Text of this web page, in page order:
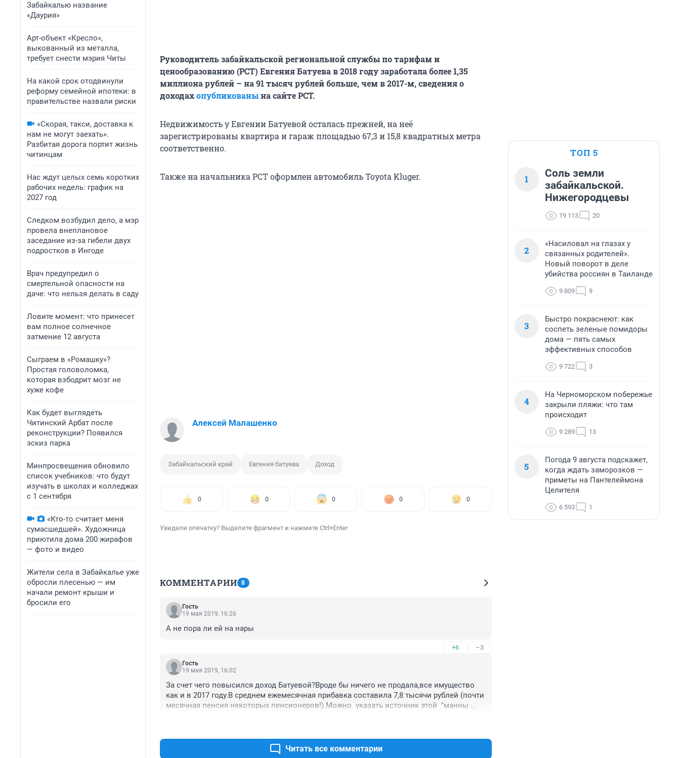
Забайкалью название
«Даурия»
Арт-объект «Кресло»,
выкованный из металла,
требует снести мэрия Читы
На какой срок отодвинули
реформу семейной ипотеки: в
правительстве назвали риски
«Скорая, такси, доставка к
нам не могут заехать».
Разбитая дорога портит жизнь
читинцам
Нас ждут целых семь коротких
рабочих недель: график на
2027 год
Следком возбудил дело, а мэр
провела внеплановое
заседание из-за гибели двух
подростков в Ингоде
Врач предупредил о
смертельной опасности на
даче: что нельзя делать в саду
Ловите момент: что принесет
вам полное солнечное
затмение 12 августа
Сыграем в «Ромашку»?
Простая головоломка,
которая взбодрит мозг не
хуже кофе
Как будет выглядеть
Читинский Арбат после
реконструкции? Появился
эскиз парка
Минпросвещения обновило
список учебников: что будут
изучать в школах и колледжах
с 1 сентября
«Кто-то считает меня
сумасшедшей». Художница
приютила дома 200 жирафов
— фото и видео
Жители села в Забайкалье уже
обросли плесенью — им
начали ремонт крыши и
бросили его
Руководитель забайкальской региональной службы по тарифам и
ценообразованию (РСТ) Евгения Батуева в 2018 году заработала более 1,35
миллиона рублей – на 91 тысяч рублей больше, чем в 2017-м, сведения о
доходахопубликованына сайте РСТ.
Недвижимость у Евгении Батуевой осталась прежней, на неё
зарегистрированы квартира и гараж площадью 67,3 и 15,8 квадратных метра
соответственно.
Также на начальника РСТ оформлен автомобиль Toyota Kluger.
Алексей Малашенко
Забайкальский край Евгения батуева Доход
0 0 0 0 0
Увидели опечатку? Выделите фрагмент и нажмите Ctrl+Enter
КОММЕНТАРИИ 8
Гость
19 мая 2019, 16:26
А не пора ли ей на нары
+6 –3
Гость
19 мая 2019, 16:02
За счет чего повысился доход Батуевой?Вроде бы ничего не продала,все имущество
как и в 2017 году.В среднем ежемесячная прибавка составила 7,8 тысячи рублей (почти
месячная пенсия некоторых пенсионеров!).Можно  указать источник этой  "манны
Читать все комментарии
ТОП 5
1
Соль земли
забайкальской.
Нижегородцевы
19 113 20
2
«Насиловал на глазах у
связанных родителей».
Новый поворот в деле
убийства россиян в Таиланде
9 809 9
3
Быстро покраснеют: как
соспеть зеленые помидоры
дома — пять самых
эффективных способов
9 722 3
4
На Черноморском побережье
закрыли пляжи: что там
происходит
9 289 13
5
Погода 9 августа подскажет,
когда ждать заморозков —
приметы на Пантелеймона
Целителя
6 593 1